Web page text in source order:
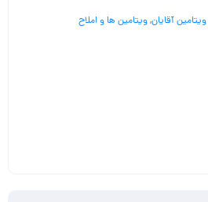
ویتامین آقایان,ویتامین ها و املاح